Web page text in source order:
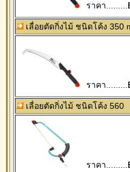
ราคา.........
เลื่อยตัดกิ่งไม้ ชนิดโค้ง 350
ราคา.........
เลื่อยตัดกิ่งไม้ ชนิดโค้ง 560
ราคา.........